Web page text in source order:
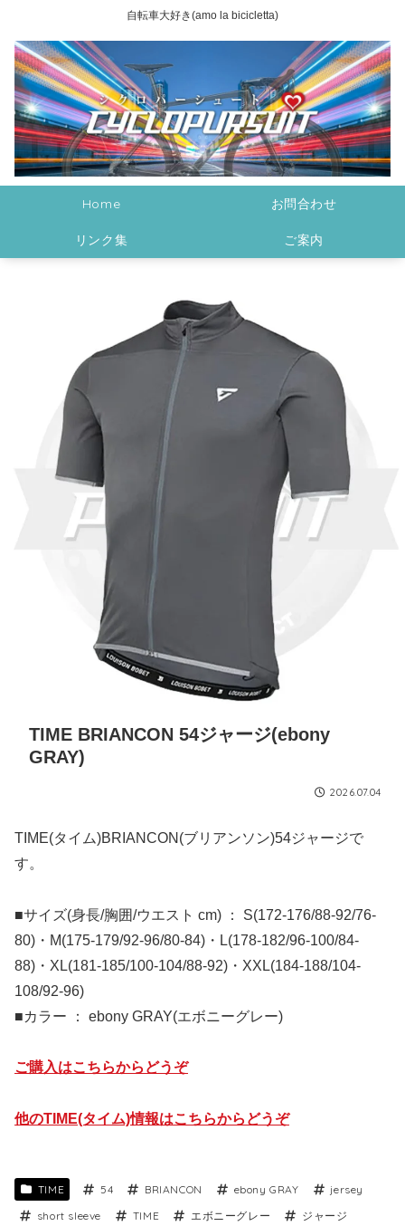
自転車大好き(amo la bicicletta)
Home お問合わせ
リンク集 ご案内
TIME BRIANCON 54ジャージ(ebony
GRAY)
2026.07.04
TIME(タイム)BRIANCON(ブリアンソン)54ジャージで
す。
■サイズ(身長/胸囲/ウエスト cm) ： S(172-176/88-92/76-
80)・M(175-179/92-96/80-84)・L(178-182/96-100/84-
88)・XL(181-185/100-104/88-92)・XXL(184-188/104-
108/92-96)
■カラー ： ebony GRAY(エボニーグレー)
ご購入はこちらからどうぞ
他のTIME(タイム)情報はこちらからどうぞ
TIME 54 BRIANCON ebony GRAY
jersey
short sleeve
TIME エボニーグレー
ジャージ